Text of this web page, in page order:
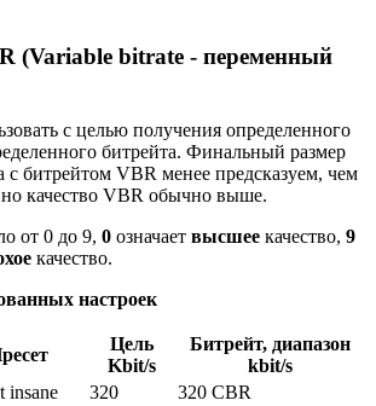
(Variable bitrate - переменный
с целью получения определенного
битрейта. Финальный размер
с битрейтом VBR менее предсказуем, чем
качество VBR обычно выше.
от 0 до 9, 0 означает высшее качество, 9
качество.
настроек
Цель
Kbit/s
Битрейт, диапазон
kbit/s
insane 320
320 CBR